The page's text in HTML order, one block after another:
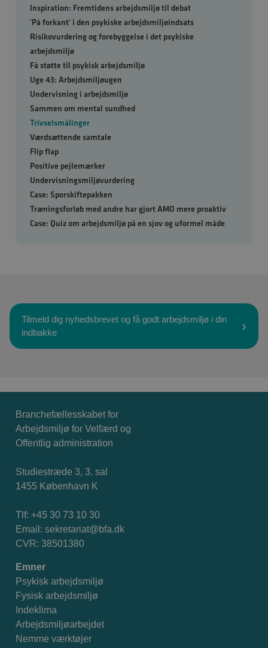
Inspiration: Fremtidens arbejdsmiljø til debat
'På forkant' i den psykiske arbejdsmiljøindsats
Risikovurdering og forebyggelse i det psykiske
arbejdsmiljø
Få støtte til psykisk arbejdsmiljø
Uge 43: Arbejdsmiljøugen
Undervisning i arbejdsmiljø
Sammen om mental sundhed
Trivselsmålinger
Værdsættende samtale
Flip flap
Positive pejlemærker
Undervisningsmiljøvurdering
Case: Sporskiftepakken
Træningsforløb med andre har gjort AMO mere proaktiv
Case: Quiz om arbejdsmiljø på en sjov og uformel måde
Tilmeld dig nyhedsbrevet og få godt arbejdsmiljø i din
indbakke
Branchefællesskabet for
Arbejdsmiljø for Velfærd og
Offentlig administration
Studiestræde 3, 3. sal
1455 København K
Tlf: +45 30 73 10 30
Email: sekretariat@bfa.dk
CVR: 38501380
Emner
Psykisk arbejdsmiljø
Fysisk arbejdsmiljø
Indeklima
Arbejdsmiljøarbejdet
Nemme værktøjer